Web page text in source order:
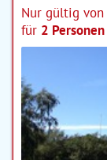
Nur gültig von
für 2 Personen